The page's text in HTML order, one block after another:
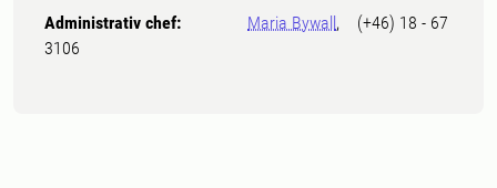
Administrativ chef: Maria Bywall, (+46) 18 - 67
3106